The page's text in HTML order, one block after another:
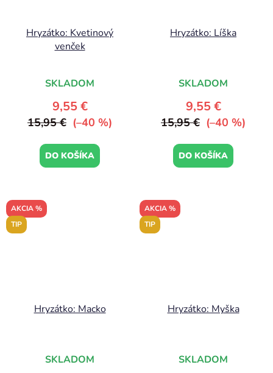
Hryzátko: Kvetinový
venček
SKLADOM
9,55 €
15,95 € (–40 %)
DO KOŠÍKA
Hryzátko: Líška
SKLADOM
9,55 €
15,95 € (–40 %)
DO KOŠÍKA
AKCIA %
TIP
Hryzátko: Macko
SKLADOM
AKCIA %
TIP
Hryzátko: Myška
SKLADOM